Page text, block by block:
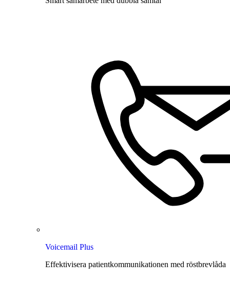
Voicemail Plus
Effektivisera patientkommunikationen med röstbrevlåda